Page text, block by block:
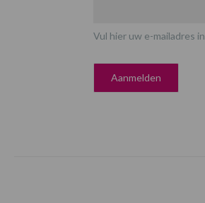
Vul hier uw e-mailadres in